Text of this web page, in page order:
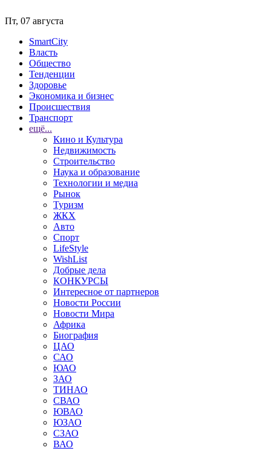
Пт, 07 августа
SmartCity
Власть
Общество
Тенденции
Здоровье
Экономика и бизнес
Происшествия
Транспорт
ещё...
Кино и Культура
Недвижимость
Строительство
Наука и образование
Технологии и медиа
Рынок
Туризм
ЖКХ
Авто
Спорт
LifeStyle
WishList
Добрые дела
КОНКУРСЫ
Интересное от партнеров
Новости России
Новости Мира
Африка
Биография
ЦАО
САО
ЮАО
ЗАО
ТИНАО
СВАО
ЮВАО
ЮЗАО
СЗАО
ВАО